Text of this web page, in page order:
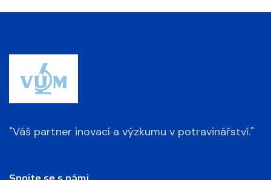
"Váš partner inovací a výzkumu v potravinářství."